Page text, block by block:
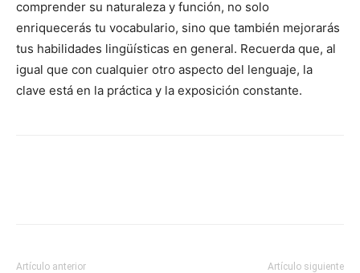
comprender su naturaleza y función, no solo
enriquecerás tu vocabulario, sino que también mejorarás
tus habilidades lingüísticas en general. Recuerda que, al
igual que con cualquier otro aspecto del lenguaje, la
clave está en la práctica y la exposición constante.
Artículo anterior Artículo siguiente